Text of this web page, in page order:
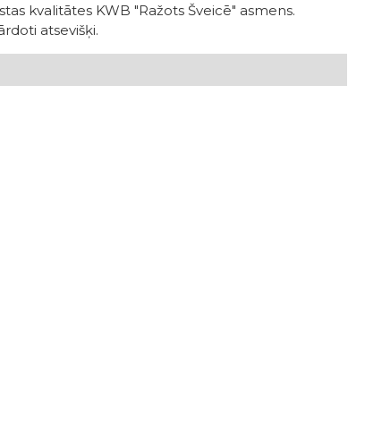
kvalitātes KWB "Ražots Šveicē" asmens.
atsevišķi.